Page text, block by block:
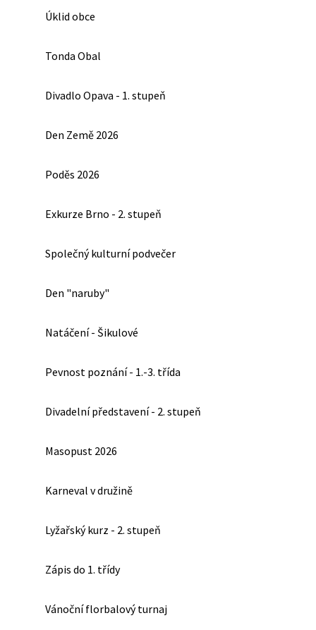
Úklid obce
Tonda Obal
Divadlo Opava - 1. stupeň
Den Země 2026
Poděs 2026
Exkurze Brno - 2. stupeň
Společný kulturní podvečer
Den "naruby"
Natáčení - Šikulové
Pevnost poznání - 1.-3. třída
Divadelní představení - 2. stupeň
Masopust 2026
Karneval v družině
Lyžařský kurz - 2. stupeň
Zápis do 1. třídy
Vánoční florbalový turnaj